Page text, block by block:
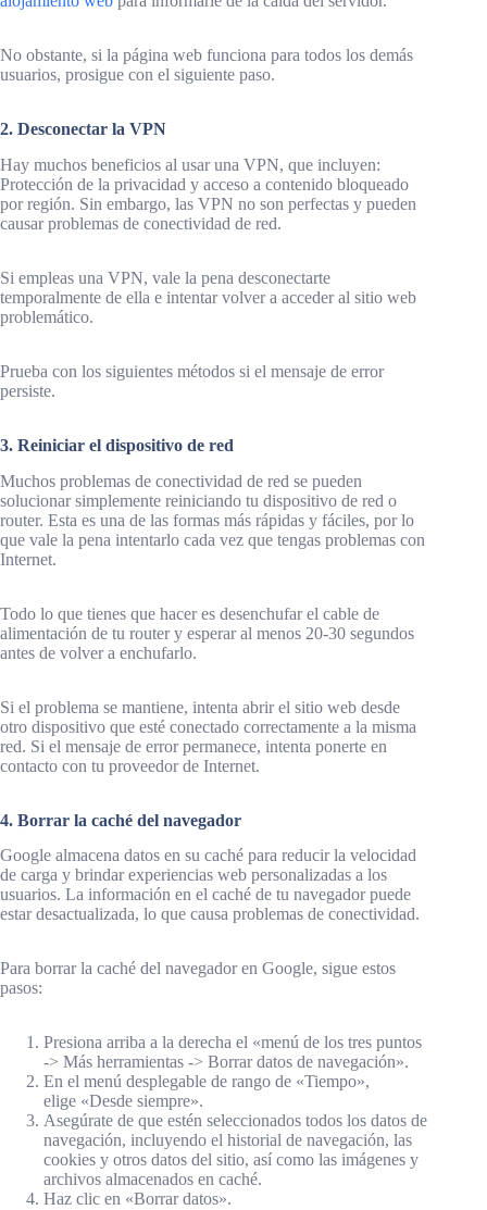
No obstante, si la página web funciona para todos los demás
usuarios, prosigue con el siguiente paso.
2. Desconectar la VPN
Hay muchos beneficios al usar una VPN, que incluyen:
Protección de la privacidad y acceso a contenido bloqueado
por región. Sin embargo, las VPN no son perfectas y pueden
causar problemas de conectividad de red.
Si empleas una VPN, vale la pena desconectarte
temporalmente de ella e intentar volver a acceder al sitio web
problemático.
Prueba con los siguientes métodos si el mensaje de error
persiste.
3. Reiniciar el dispositivo de red
Muchos problemas de conectividad de red se pueden
solucionar simplemente reiniciando tu dispositivo de red o
router. Esta es una de las formas más rápidas y fáciles, por lo
que vale la pena intentarlo cada vez que tengas problemas con
Internet.
Todo lo que tienes que hacer es desenchufar el cable de
alimentación de tu router y esperar al menos 20-30 segundos
antes de volver a enchufarlo.
Si el problema se mantiene, intenta abrir el sitio web desde
otro dispositivo que esté conectado correctamente a la misma
red. Si el mensaje de error permanece, intenta ponerte en
contacto con tu proveedor de Internet.
4. Borrar la caché del navegador
Google almacena datos en su caché para reducir la velocidad
de carga y brindar experiencias web personalizadas a los
usuarios. La información en el caché de tu navegador puede
estar desactualizada, lo que causa problemas de conectividad.
Para borrar la caché del navegador en Google, sigue estos
pasos:
Presiona arriba a la derecha el «menú de los tres puntos
-> Más herramientas -> Borrar datos de navegación».
En el menú desplegable de rango de «Tiempo»,
elige «Desde siempre».
Asegúrate de que estén seleccionados todos los datos de
navegación, incluyendo el historial de navegación, las
cookies y otros datos del sitio, así como las imágenes y
archivos almacenados en caché.
Haz clic en «Borrar datos».